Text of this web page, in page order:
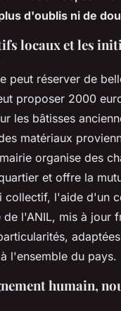
d'oublis ni de
locaux et les
peut réserver de
proposer 2000
les bâtisses
matériaux
organise des
et offre la
collectif, l'aide d'un
de l'ANIL, mis à jour
l'ensemble du pays.
humain,